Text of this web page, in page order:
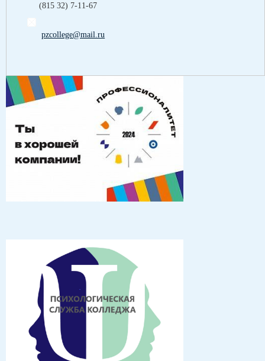
(815 32) 7-11-67
pzcollege@mail.ru